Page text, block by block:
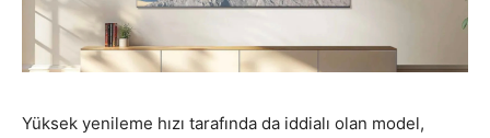
Yüksek yenileme hızı tarafında da iddialı olan model,